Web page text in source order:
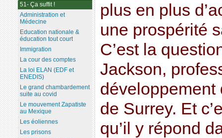
plus en plus
une prospérité
C’est la
Jackson,
développement
de Surrey. Et
qu’il y répond
51- Ça suffit !
Administration et
Médecine
Education nationale &
éducation tout court
Immigration
La cour des comptes
La loi ELAN (EDF et
ENEDIS)
Le grand chambardement
suite au covid
Le mouvement Zapatiste
au Mexique
Les éoliennes
Les prisons